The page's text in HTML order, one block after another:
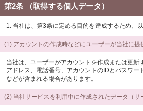
第2条 （取得する個人データ）
1. 当社は、第3条に定める目的を達成するため、
(1) アカウントの作成時などにユーザーが当社に提
当社は、ユーザーがアカウントを作成または更
アドレス、電話番号、アカウントのIDとパスワ
などが含まれる場合があります。
(2) 当社サービスを利用中に作成されたデータ（サ